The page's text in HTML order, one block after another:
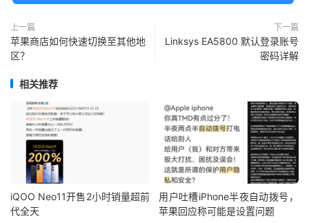
上一篇
苹果商店如何快速切换至其他地
区？
下一篇
Linksys EA5800 默认登录账号
密码详解
相关推荐
iQOO Neo11开售2小时销量超前
代全天
用户吐槽iPhone半夜自动拨号，
苹果回应称可能是设置问题